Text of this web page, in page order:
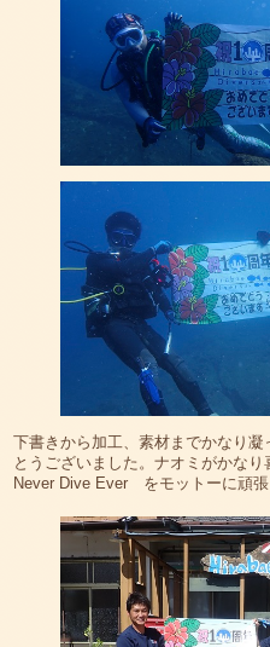
下書きから加工、素材までかなり
とうございました。ナオミがかな
Never Dive Ever をモットーに頑張